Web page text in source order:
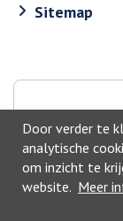
Door verder te
analytische
om inzicht te
website. Meer
Sitemap
©2026, Geldrop-